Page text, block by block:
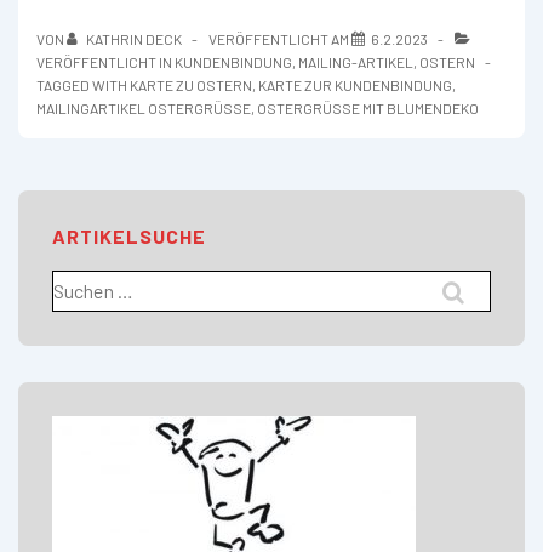
Osterkarte
VON KATHRIN DECK VERÖFFENTLICHT AM
6.2.2023
VERÖFFENTLICHT IN KUNDENBINDUNG MAILING-ARTIKEL
OSTERN
TAGGED WITH KARTE ZU OSTERN KARTE ZUR KUNDENBINDUNG
MAILINGARTIKEL OSTERGRÜSSE
OSTERGRÜSSE MIT BLUMENDEKO
ARTIKELSUCHE
nach: